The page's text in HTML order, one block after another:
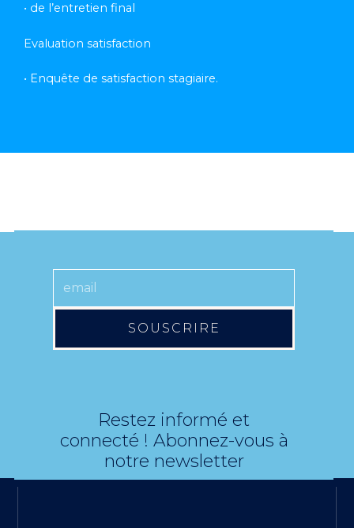
• de l’entretien final
Evaluation satisfaction
• Enquête de satisfaction stagiaire.
Restez informé et
connecté ! Abonnez-vous à
notre newsletter
SOUSCRIRE